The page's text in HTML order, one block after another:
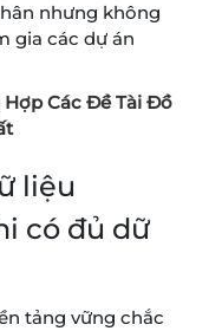
nhưng không
gia các dự án
Hợp Các Đề Tài Đồ
liệu
có đủ dữ
tảng vững chắc